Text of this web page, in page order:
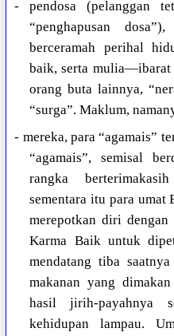
- pendosa (pelanggan
“penghapusan
berceramah perihal
baik, serta mulia—ibarat
orang buta lainnya,
“surga”. Maklum,
- mereka, para “agamais”
“agamais”, semisal
rangka
sementara itu para
merepotkan diri
Karma Baik untuk
mendatang tiba
makanan yang
hasil jirih-payahnya
kehidupan lampau.